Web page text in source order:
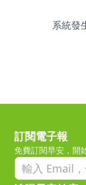
系統發
訂閱電子報
免費訂閱早安，開